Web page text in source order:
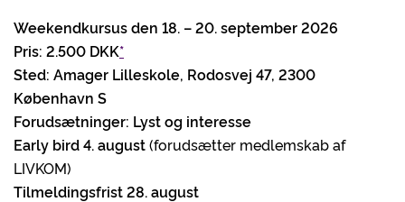
Weekendkursus den 18. – 20. september 2026
Pris: 2.500 DKK*
Sted: Amager Lilleskole, Rodosvej 47, 2300
København S
Forudsætninger: Lyst og interesse
Early bird 4. august(forudsætter medlemskab af
LIVKOM)
Tilmeldingsfrist 28. august